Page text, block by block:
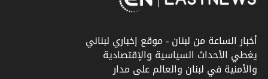
أخبار الساعة من لبنان - موقع إخباري لبناني
يغطي الأحداث السياسية والإقتصادية
والأمنية في لبنان والعالم على مدار